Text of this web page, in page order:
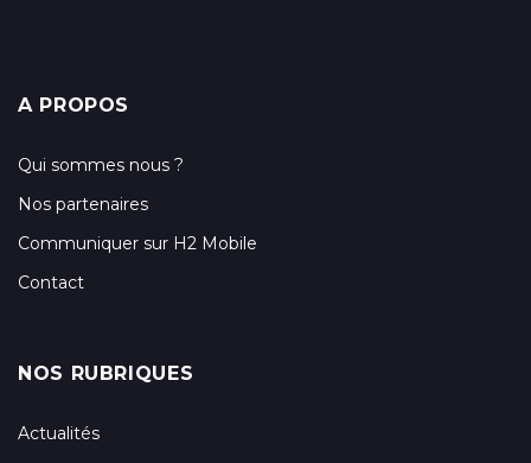
A PROPOS
Qui sommes nous ?
Nos partenaires
Communiquer sur H2 Mobile
Contact
NOS RUBRIQUES
Actualités